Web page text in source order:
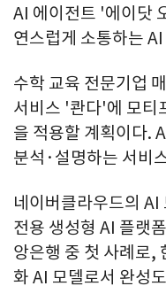
AI 에이전트 '에이닷
연스럽게 소통하는
수학 교육 전문기업
서비스 '콴다'에 모티
을 적용할 계획이다.
분석·설명하는 서비
네이버클라우드의 AI
전용 생성형 AI 플랫
앙은행 중 첫 사례로,
화 AI 모델로서 완성